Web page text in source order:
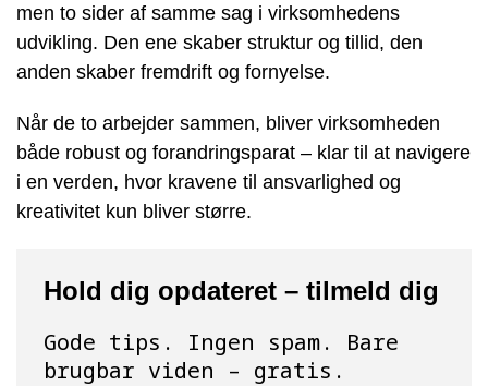
men to sider af samme sag i virksomhedens
udvikling. Den ene skaber struktur og tillid, den
anden skaber fremdrift og fornyelse.
Når de to arbejder sammen, bliver virksomheden
både robust og forandringsparat – klar til at navigere
i en verden, hvor kravene til ansvarlighed og
kreativitet kun bliver større.
Hold dig opdateret – tilmeld dig
Gode tips. Ingen spam. Bare
brugbar viden – gratis.